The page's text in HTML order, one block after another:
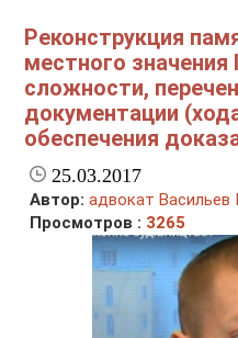
Реконструкция
местного значения
сложности,
документации
обеспечения
25.03.2017
Автор: адвокат Васильев
Просмотров : 3265